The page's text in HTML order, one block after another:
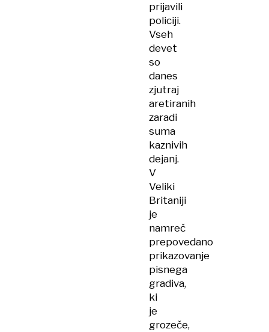
prijavili
policiji.
Vseh
devet
so
danes
zjutraj
aretiranih
zaradi
suma
kaznivih
dejanj.
V
Veliki
Britaniji
je
namreč
prepovedano
prikazovanje
pisnega
gradiva,
ki
je
grozeče,